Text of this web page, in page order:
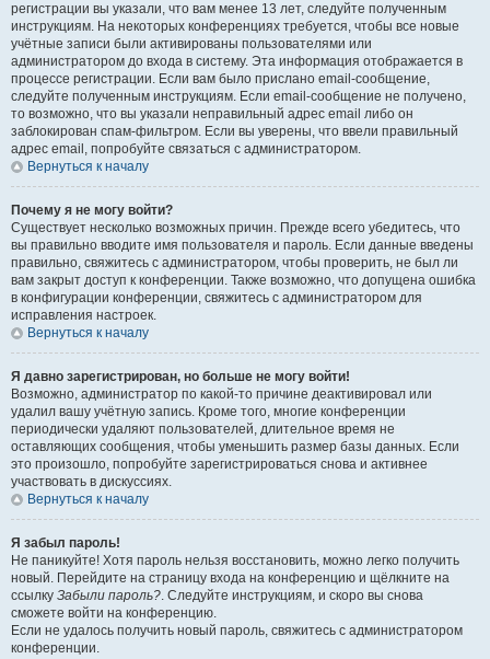
регистрации вы указали, что вам менее 13 лет, следуйте полученным
инструкциям. На некоторых конференциях требуется, чтобы все новые
учётные записи были активированы пользователями или
администратором до входа в систему. Эта информация отображается в
процессе регистрации. Если вам было прислано email-сообщение,
следуйте полученным инструкциям. Если email-сообщение не получено,
то возможно, что вы указали неправильный адрес email либо он
заблокирован спам-фильтром. Если вы уверены, что ввели правильный
адрес email, попробуйте связаться с администратором.
Вернуться к началу
Почему я не могу войти?
Существует несколько возможных причин. Прежде всего убедитесь, что
вы правильно вводите имя пользователя и пароль. Если данные введены
правильно, свяжитесь с администратором, чтобы проверить, не был ли
вам закрыт доступ к конференции. Также возможно, что допущена ошибка
в конфигурации конференции, свяжитесь с администратором для
исправления настроек.
Вернуться к началу
Я давно зарегистрирован, но больше не могу войти!
Возможно, администратор по какой-то причине деактивировал или
удалил вашу учётную запись. Кроме того, многие конференции
периодически удаляют пользователей, длительное время не
оставляющих сообщения, чтобы уменьшить размер базы данных. Если
это произошло, попробуйте зарегистрироваться снова и активнее
участвовать в дискуссиях.
Вернуться к началу
Я забыл пароль!
Не паникуйте! Хотя пароль нельзя восстановить, можно легко получить
новый. Перейдите на страницу входа на конференцию и щёлкните на
ссылку Забыли пароль?. Следуйте инструкциям, и скоро вы снова
сможете войти на конференцию.
Если не удалось получить новый пароль, свяжитесь с администратором
конференции.